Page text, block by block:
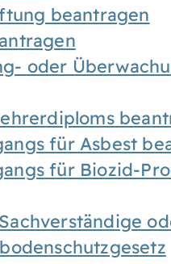
beantragen
oder
für Asbest
für Biozid-